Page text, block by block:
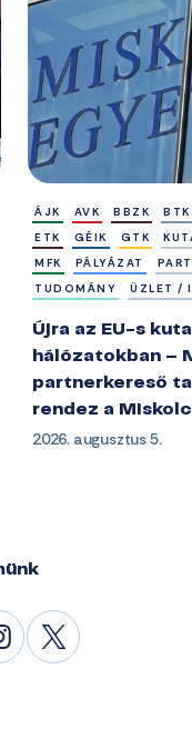
ÁJK AVK BBZK
BTK
ETK
GÉIK GTK
MFK
PÁLYÁZAT
TUDOMÁNY
ÜZLET /
Újra az EU-s
hálózatokban –
partnerkereső
rendez a
2026. augusztus 5.